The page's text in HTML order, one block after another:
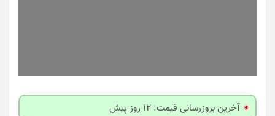
آخرین بروزرسانی قیمت: 12 روز پیش